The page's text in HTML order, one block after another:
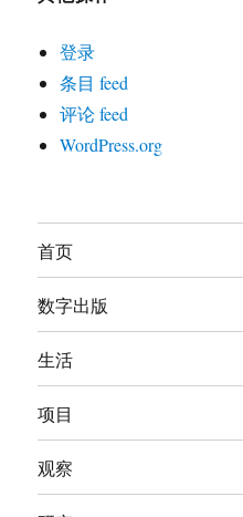
登录
条目 feed
评论 feed
WordPress.org
首页
数字出版
生活
项目
观察